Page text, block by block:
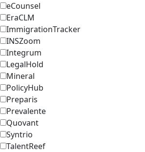
eCounsel
EraCLM
ImmigrationTracker
INSZoom
Integrum
LegalHold
Mineral
PolicyHub
Preparis
Prevalente
Quovant
Syntrio
TalentReef